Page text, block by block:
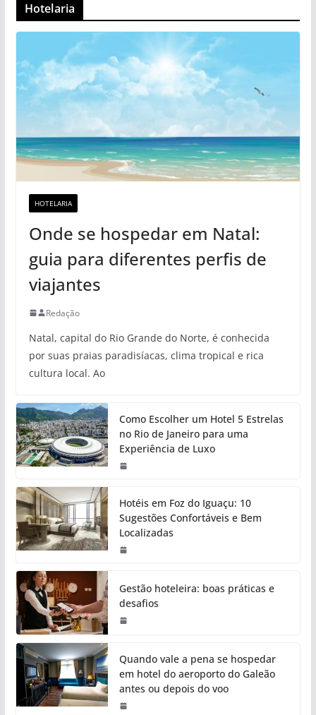
Hotelaria
HOTELARIA
Onde se hospedar em Natal:
guia para diferentes perfis de
viajantes
Redação
Natal, capital do Rio Grande do Norte, é conhecida
por suas praias paradisíacas, clima tropical e rica
cultura local. Ao
Como Escolher um Hotel 5 Estrelas
no Rio de Janeiro para uma
Experiência de Luxo
Hotéis em Foz do Iguaçu: 10
Sugestões Confortáveis e Bem
Localizadas
Gestão hoteleira: boas práticas e
desafios
Quando vale a pena se hospedar
em hotel do aeroporto do Galeão
antes ou depois do voo